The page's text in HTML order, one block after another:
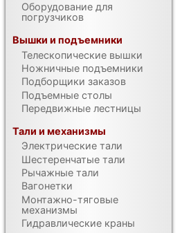
Оборудование для
погрузчиков
Вышки и подъемники
Телескопические вышки
Ножничные подъемники
Подборщики заказов
Подъемные столы
Передвижные лестницы
Тали и механизмы
Электрические тали
Шестеренчатые тали
Рычажные тали
Вагонетки
Монтажно-тяговые
механизмы
Гидравлические краны